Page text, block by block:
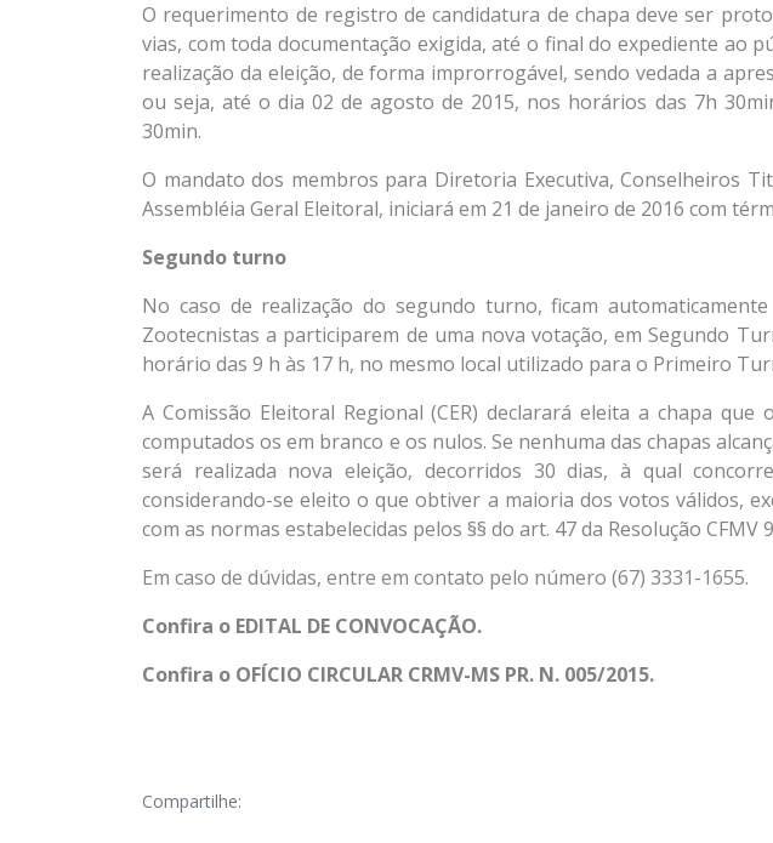
O requerimento de registro de candidatura de chapa deve ser
vias, com toda documentação exigida, até o final do expediente ao
realização da eleição, de forma improrrogável, sendo vedada a
ou seja, até o dia 02 de agosto de 2015, nos horários das 7h
30min.
O mandato dos membros para Diretoria Executiva, Conselheiros
Assembléia Geral Eleitoral, iniciará em 21 de janeiro de 2016 com
Segundo turno
No caso de realização do segundo turno, ficam
Zootecnistas a participarem de uma nova votação, em Segundo
horário das 9 h às 17 h, no mesmo local utilizado para o Primeiro
A Comissão Eleitoral Regional (CER) declarará eleita a chapa
computados os em branco e os nulos. Se nenhuma das chapas
será realizada nova eleição, decorridos 30 dias, à qual
considerando-se eleito o que obtiver a maioria dos votos válidos,
com as normas estabelecidas pelos §§ do art. 47 da Resolução CFMV
Em caso de dúvidas, entre em contato pelo número (67) 3331-1655.
Confira o EDITAL DE CONVOCAÇÃO.
Confira o OFÍCIO CIRCULAR CRMV-MS PR. N. 005/2015.
Compartilhe: